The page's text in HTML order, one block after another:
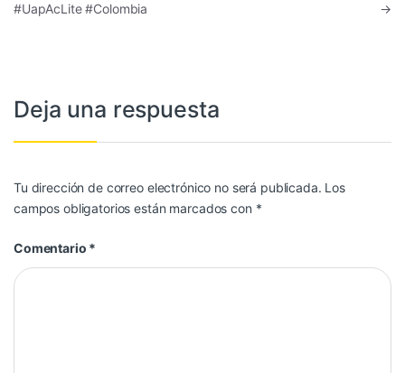
#UapAcLite #Colombia
→
Deja una respuesta
Tu dirección de correo electrónico no será publicada. Los
campos obligatorios están marcados con *
Comentario *